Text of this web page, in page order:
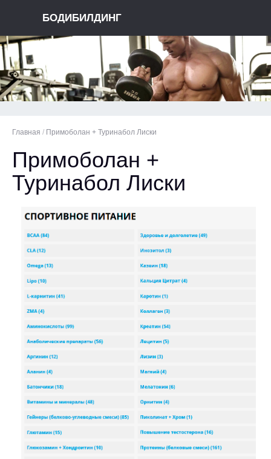
БОДИБИЛДИНГ
Главная / Примоболан + Туринабол Лиски
Примоболан +
Туринабол Лиски